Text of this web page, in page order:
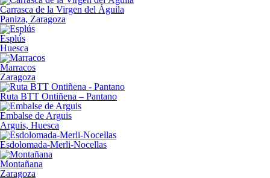
Carrasca de la Virgen del Águila
Paniza, Zaragoza
Esplús
Huesca
Marracos
Zaragoza
Ruta BTT Ontiñena – Pantano
Embalse de Arguis
Arguis, Huesca
Esdolomada-Merli-Nocellas
Montañana
Zaragoza